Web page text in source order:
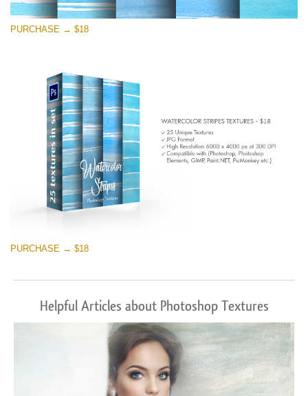
Descarga gratis
PURCHASE → $18
PURCHASE → $18
Helpful Articles about Photoshop Textures